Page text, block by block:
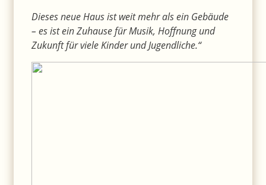
Dieses neue Haus ist weit mehr als ein Gebäude
– es ist ein Zuhause für Musik, Hoffnung und
Zukunft für viele Kinder und Jugendliche.“